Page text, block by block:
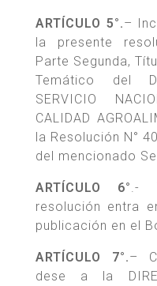
ARTÍCULO 5°.–
la presente
Parte Segunda,
Temático del
SERVICIO
CALIDAD
la Resolución N°
del mencionado
ARTÍCULO 6° .-
resolución entra
publicación en el
ARTÍCULO 7°.–
dese a la